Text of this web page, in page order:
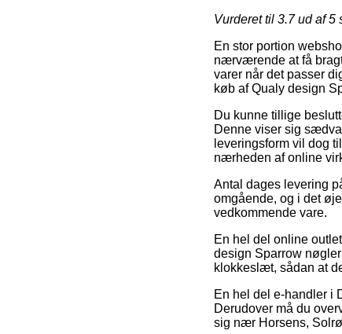
Vurderet til 3.7ud af 5
En stor portion
nærværende at få
varer når det passer
køb af Qualy design
Du kunne tillige
Denne viser sig
leveringsform vil dog
nærheden af online
Antal dages levering
omgående, og i det
vedkommende vare.
En hel del online
design Sparrow
klokkeslæt, sådan at
En hel del e-handler i
Derudover må du
sig nær Horsens,